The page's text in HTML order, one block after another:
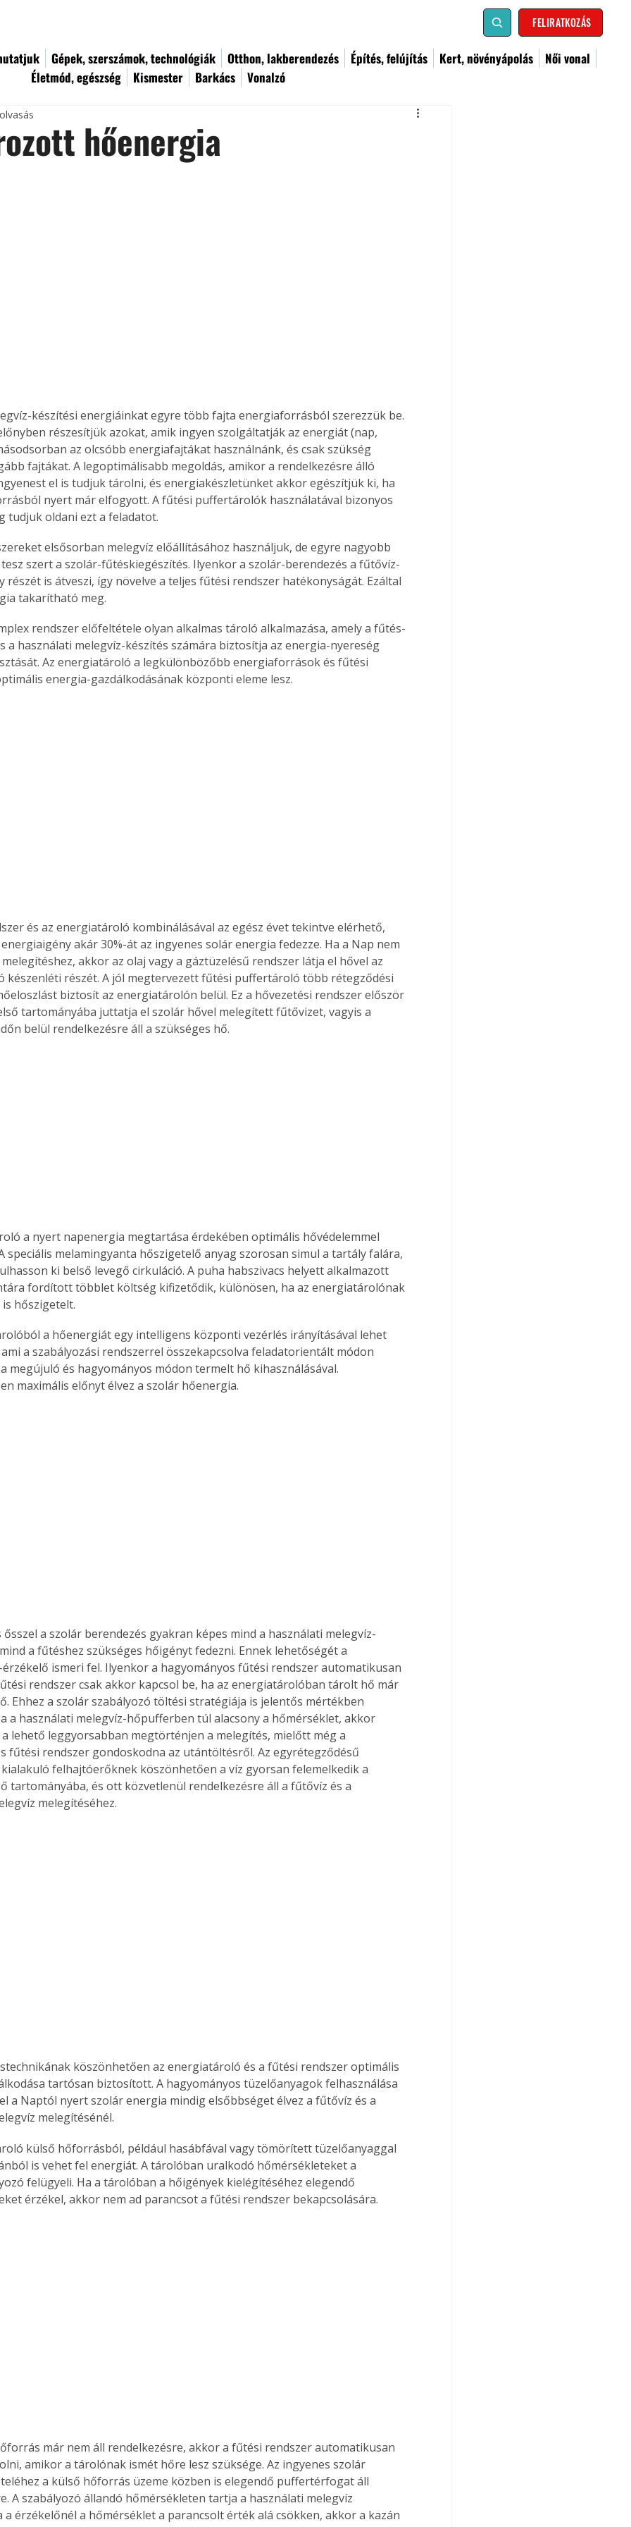
FELIRATKOZÁS
Gépek, szerszámok, technológiák Otthon, lakberendezés Építés, felújítás Kert, növényápolás
Női vonal
Életmód, egészség
Kismester Barkács Vonalzó
az
Old
Együtt jobban megéri!
Bővebb információ itt!
Együtt jobban megéri! A
könyvek tetszőleges
párosítással kedvezményes
Gyógyító növények: a
természet kincsei az
hőenergia
készítési energiáinkat egyre több fajta energiaforrásból szerezzük be.
részesítjük azokat, amik ingyen szolgáltatják az energiát (nap,
az olcsóbb energiafajtákat használnánk, és csak szükség
fajtákat. A legoptimálisabb megoldás, amikor a rendelkezésre álló
el is tudjuk tárolni, és energiakészletünket akkor egészítjük ki, ha
nyert már elfogyott. A fűtési puffertárolók használatával bizonyos
tudjuk oldani ezt a feladatot.
elsősorban melegvíz előállításához használjuk, de egyre nagyobb
szert a szolár-fűtéskiegészítés. Ilyenkor a szolár-berendezés a fűtővíz-
részét is átveszi, így növelve a teljes fűtési rendszer hatékonyságát. Ezáltal
takarítható meg.
a használati melegvíz-készítés számára biztosítja az energia-nyereség
Az energiatároló a legkülönbözőbb energiaforrások és fűtési
energia-gazdálkodásának központi eleme lesz.
akár 30%-át az ingyenes solár energia fedezze. Ha a Nap nem
akkor az olaj vagy a gáztüzelésű rendszer látja el hővel az
készenléti részét. A jól megtervezett fűtési puffertároló több rétegződési
biztosít az energiatárolón belül. Ez a hővezetési rendszer először
tartományába juttatja el szolár hővel melegített fűtővizet, vagyis a
belül rendelkezésre áll a szükséges hő.
a nyert napenergia megtartása érdekében optimális hővédelemmel
speciális melamingyanta hőszigetelő anyag szorosan simul a tartály falára,
ki belső levegő cirkuláció. A puha habszivacs helyett alkalmazott
fordított többlet költség kifizetődik, különösen, ha az energiatárolónak
hőszigetelt.
a szabályozási rendszerrel összekapcsolva feladatorientált módon
megújuló és hagyományos módon termelt hő kihasználásával.
maximális előnyt élvez a szolár hőenergia.
a fűtéshez szükséges hőigényt fedezni. Ennek lehetőségét a
ismeri fel. Ilyenkor a hagyományos fűtési rendszer automatikusan
rendszer csak akkor kapcsol be, ha az energiatárolóban tárolt hő már
Ehhez a szolár szabályozó töltési stratégiája is jelentős mértékben
a használati melegvíz-hőpufferben túl alacsony a hőmérséklet, akkor
lehető leggyorsabban megtörténjen a melegítés, mielőtt még a
fűtési rendszer gondoskodna az utántöltésről. Az egyrétegződésű
felhajtóerőknek köszönhetően a víz gyorsan felemelkedik a
tartományába, és ott közvetlenül rendelkezésre áll a fűtővíz és a
melegítéséhez.
köszönhetően az energiatároló és a fűtési rendszer optimális
tartósan biztosított. A hagyományos tüzelőanyagok felhasználása
a Naptól nyert szolár energia mindig elsőbbséget élvez a fűtővíz és a
melegítésénél.
is vehet fel energiát. A tárolóban uralkodó hőmérsékleteket a
felügyeli. Ha a tárolóban a hőigények kielégítéséhez elegendő
érzékel, akkor nem ad parancsot a fűtési rendszer bekapcsolására.
amikor a tárolónak ismét hőre lesz szüksége. Az ingyenes szolár
a külső hőforrás üzeme közben is elegendő puffertérfogat áll
A szabályozó állandó hőmérsékleten tartja a használati melegvíz
a érzékelőnél a hőmérséklet a parancsolt érték alá csökken, akkor a kazán